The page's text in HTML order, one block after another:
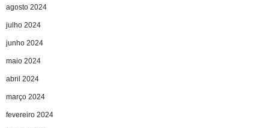
agosto 2024
julho 2024
junho 2024
maio 2024
abril 2024
março 2024
fevereiro 2024